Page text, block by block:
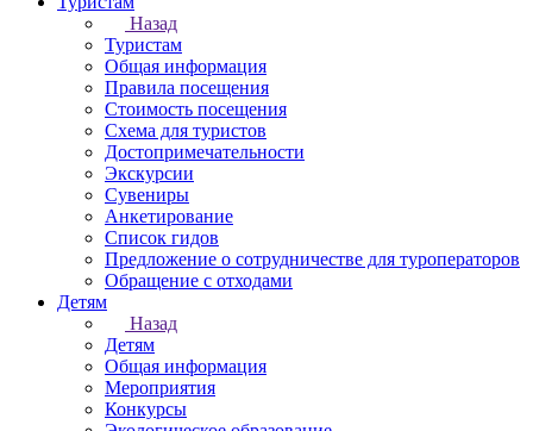
Назад
Туристам
Общая информация
Правила посещения
Стоимость посещения
Схема для туристов
Достопримечательности
Экскурсии
Сувениры
Анкетирование
Список гидов
Предложение о сотрудничестве для туроператоров
Обращение с отходами
Детям
Назад
Детям
Общая информация
Мероприятия
Конкурсы